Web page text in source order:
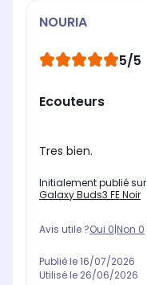
NOURIA
5/5
Ecouteurs
Tres bien.
Initialement publié sur
Galaxy Buds3 FE Noir
Avis utile ?Oui 0|Non 0
Publié le16/07/2026
Utilisé le 26/06/2026